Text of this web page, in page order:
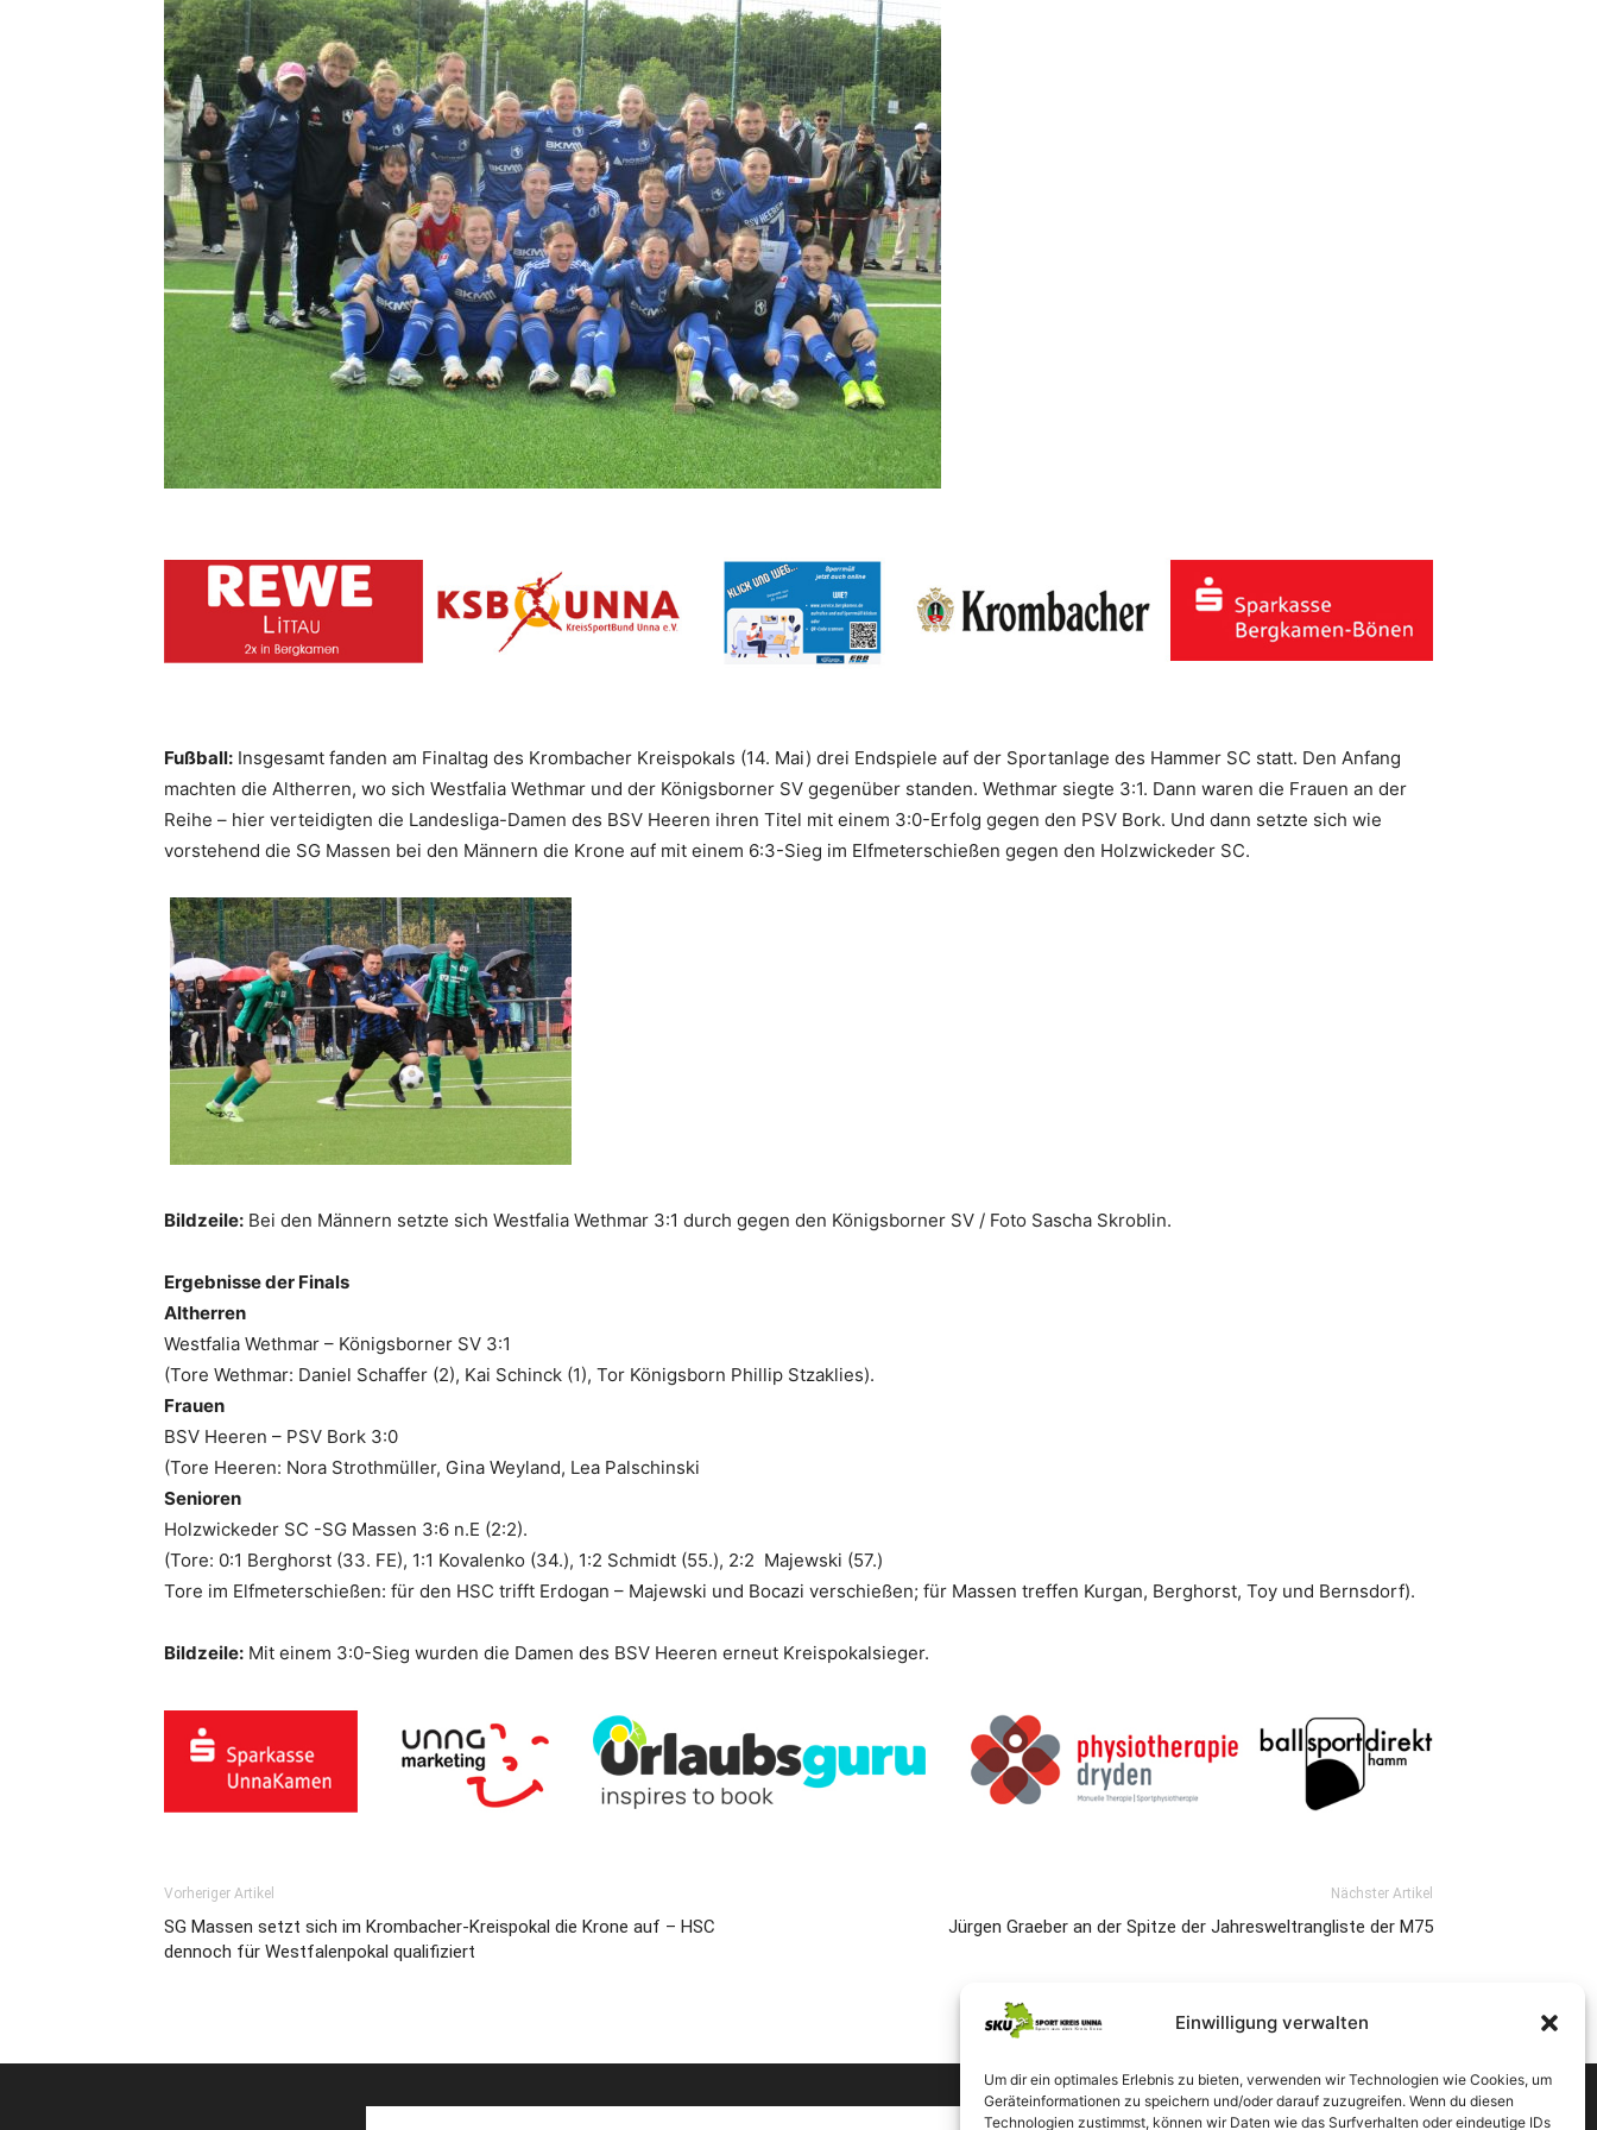
Einwilligung verwalten
Um dir ein optimales Erlebnis zu bieten, verwenden wir Technologien wie Cookies, um
Geräteinformationen zu speichern und/oder darauf zuzugreifen. Wenn du diesen
Technologien zustimmst, können wir Daten wie das Surfverhalten oder eindeutige IDs
Fußball: Insgesamt fanden am Finaltag des Krombacher Kreispokals (14. Mai) drei Endspiele auf der Sportanlage des Hammer SC statt. Den Anfang
machten die Altherren, wo sich Westfalia Wethmar und der Königsborner SV gegenüber standen. Wethmar siegte 3:1. Dann waren die Frauen an der
Reihe – hier verteidigten die Landesliga-Damen des BSV Heeren ihren Titel mit einem 3:0-Erfolg gegen den PSV Bork. Und dann setzte sich wie
vorstehend die SG Massen bei den Männern die Krone auf mit einem 6:3-Sieg im Elfmeterschießen gegen den Holzwickeder SC.
Bildzeile: Bei den Männern setzte sich Westfalia Wethmar 3:1 durch gegen den Königsborner SV / Foto Sascha Skroblin.
Ergebnisse der Finals
Altherren
Westfalia Wethmar – Königsborner SV 3:1
(Tore Wethmar: Daniel Schaffer (2), Kai Schinck (1), Tor Königsborn Phillip Stzaklies).
Frauen
BSV Heeren – PSV Bork 3:0
(Tore Heeren: Nora Strothmüller, Gina Weyland, Lea Palschinski
Senioren
Holzwickeder SC -SG Massen 3:6 n.E (2:2).
(Tore: 0:1 Berghorst (33. FE), 1:1 Kovalenko (34.), 1:2 Schmidt (55.), 2:2 Majewski (57.)
Tore im Elfmeterschießen: für den HSC trifft Erdogan – Majewski und Bocazi verschießen; für Massen treffen Kurgan, Berghorst, Toy und Bernsdorf).
Bildzeile: Mit einem 3:0-Sieg wurden die Damen des BSV Heeren erneut Kreispokalsieger.
Vorheriger Artikel
SG Massen setzt sich im Krombacher-Kreispokal die Krone auf – HSC
dennoch für Westfalenpokal qualifiziert
Nächster Artikel
Jürgen Graeber an der Spitze der Jahresweltrangliste der M75